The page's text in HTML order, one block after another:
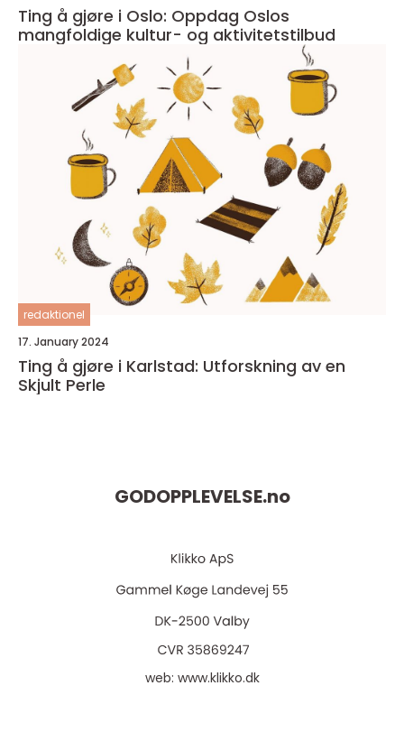
Ting å gjøre i Oslo: Oppdag Oslos
mangfoldige kultur- og aktivitetstilbud
redaktionel
17. January 2024
Ting å gjøre i Karlstad: Utforskning av en
Skjult Perle
GODOPPLEVELSE.no
web: www.klikko.dk